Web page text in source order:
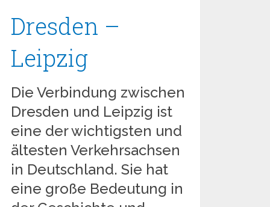
Dresden –
Leipzig
Die Verbindung zwischen
Dresden und Leipzig ist
eine der wichtigsten und
ältesten Verkehrsachsen
in Deutschland. Sie hat
eine große Bedeutung in